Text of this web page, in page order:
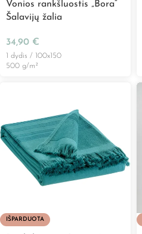
Vonios rankšluostis „Bora“
Šalavijų žalia
34,90 €
1 dydis / 100x150
500 g/m²
IŠPARDUOTA